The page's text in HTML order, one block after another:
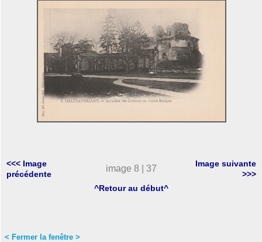
<<< Image
précédente
image 8 | 37
Image suivante
>>>
^Retour au début^
< Fermer la fenêtre >